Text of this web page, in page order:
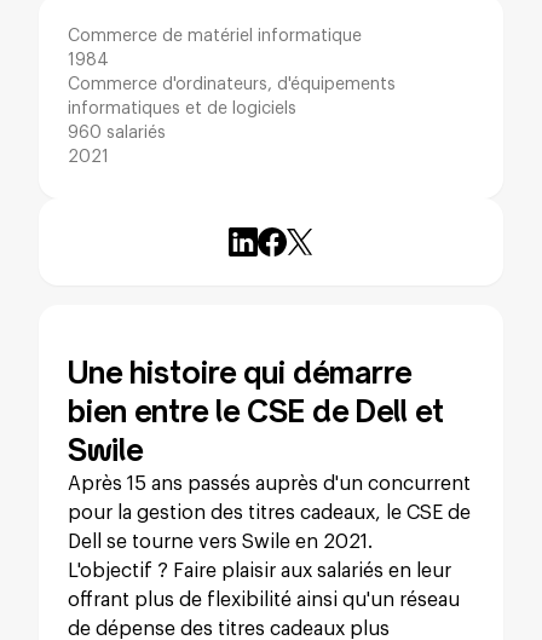
Commerce de matériel informatique
1984
Commerce d'ordinateurs, d'équipements
informatiques et de logiciels
960 salariés
2021
Une histoire qui démarre
bien entre le CSE de Dell et
Swile
Après 15 ans passés auprès d'un concurrent
pour la gestion des titres cadeaux, le CSE de
Dell se tourne vers Swile en 2021.
L'objectif ? Faire plaisir aux salariés en leur
offrant plus de flexibilité ainsi qu'un réseau
de dépense des titres cadeaux plus